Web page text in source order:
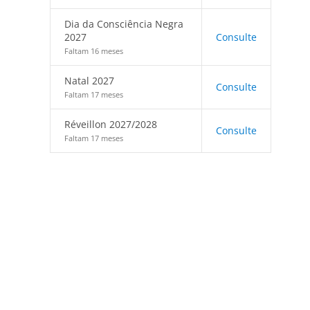
Dia da Consciência Negra
2027
Faltam 16 meses
Consulte
Natal 2027
Faltam 17 meses
Consulte
Réveillon 2027/2028
Faltam 17 meses
Consulte